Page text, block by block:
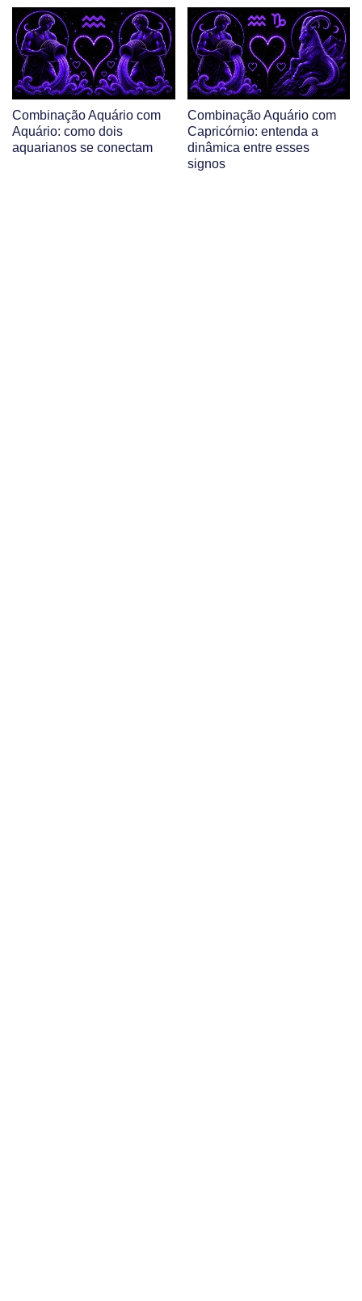
Combinação Aquário com
Aquário: como dois
aquarianos se conectam
Combinação Aquário com
Capricórnio: entenda a
dinâmica entre esses
signos